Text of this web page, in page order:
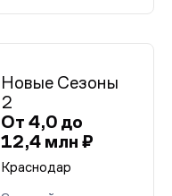
Новые Сезоны
2
От 4,0 до
12,4 млн ₽
Краснодар